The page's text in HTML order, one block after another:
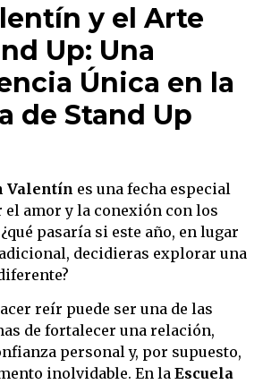
y el Arte
Up: Una
Única en la
de Stand Up
Valentín es una fecha especial
el amor y la conexión con los
pasaría si este año, en lugar
decidieras explorar una
reír puede ser una de las
de fortalecer una relación,
personal y, por supuesto,
inolvidable. En la Escuela